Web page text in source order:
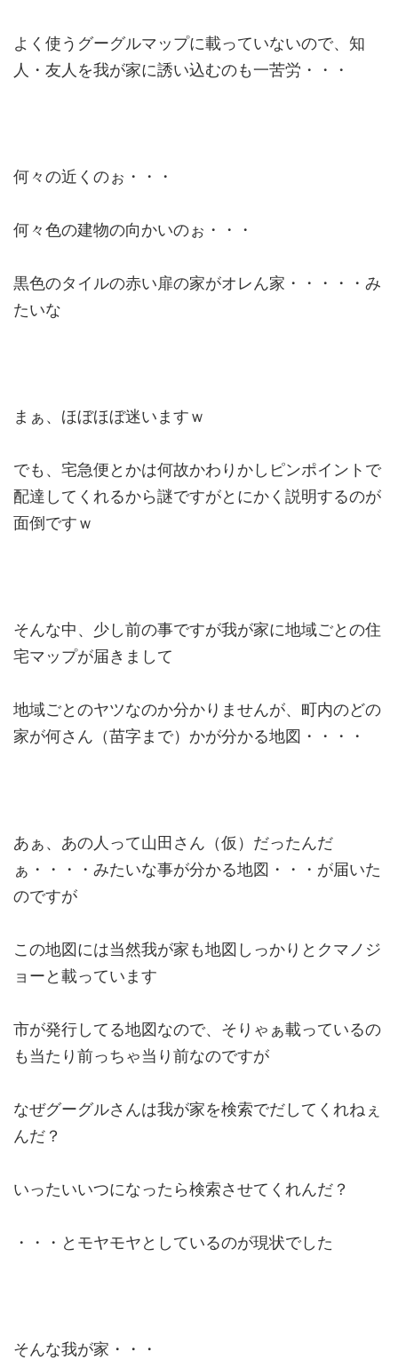
よく使うグーグルマップに載っていないので、知
人・友人を我が家に誘い込むのも一苦労・・・
何々の近くのぉ・・・
何々色の建物の向かいのぉ・・・
黒色のタイルの赤い扉の家がオレん家・・・・・み
たいな
まぁ、ほぼほぼ迷いますｗ
でも、宅急便とかは何故かわりかしピンポイントで
配達してくれるから謎ですがとにかく説明するのが
面倒ですｗ
そんな中、少し前の事ですが我が家に地域ごとの住
宅マップが届きまして
地域ごとのヤツなのか分かりませんが、町内のどの
家が何さん（苗字まで）かが分かる地図・・・・
あぁ、あの人って山田さん（仮）だったんだ
ぁ・・・・みたいな事が分かる地図・・・が届いた
のですが
この地図には当然我が家も地図しっかりとクマノジ
ョーと載っています
市が発行してる地図なので、そりゃぁ載っているの
も当たり前っちゃ当り前なのですが
なぜグーグルさんは我が家を検索でだしてくれねぇ
んだ？
いったいいつになったら検索させてくれんだ？
・・・とモヤモヤとしているのが現状でした
そんな我が家・・・